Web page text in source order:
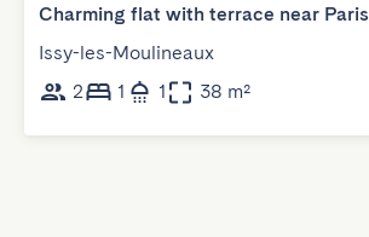
Charming flat with terrace near Paris
Issy-les-Moulineaux
2
1 1 38 m²